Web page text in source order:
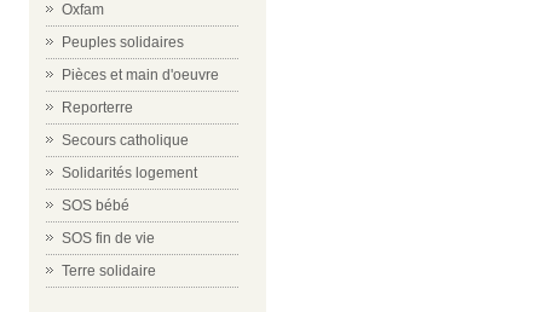
Oxfam
Peuples solidaires
Pièces et main d'oeuvre
Reporterre
Secours catholique
Solidarités logement
SOS bébé
SOS fin de vie
Terre solidaire